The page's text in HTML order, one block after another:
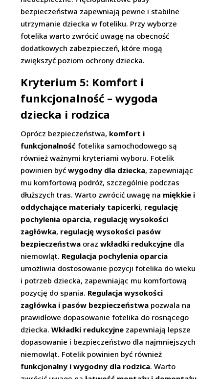
bezpieczeństwa zapewniają pewne i stabilne
utrzymanie dziecka w foteliku. Przy wyborze
fotelika warto zwrócić uwagę na obecność
dodatkowych zabezpieczeń, które mogą
zwiększyć poziom ochrony dziecka.
Kryterium 5: Komfort i
funkcjonalność – wygoda
dziecka i rodzica
Oprócz bezpieczeństwa, komfort i
funkcjonalność fotelika samochodowego są
również ważnymi kryteriami wyboru. Fotelik
powinien byćwygodny dla dziecka, zapewniając
mu komfortową podróż, szczególnie podczas
dłuższych tras. Warto zwrócić uwagę na miękkie i
oddychające materiały tapicerki, regulację
pochylenia oparcia, regulację wysokości
zagłówka, regulację wysokości pasów
bezpieczeństwa orazwkładki redukcyjne dla
niemowląt. Regulacja pochylenia oparcia
umożliwia dostosowanie pozycji fotelika do wieku
i potrzeb dziecka, zapewniając mu komfortową
pozycję do spania. Regulacja wysokości
zagłówka i pasów bezpieczeństwa pozwala na
prawidłowe dopasowanie fotelika do rosnącego
dziecka.Wkładki redukcyjne zapewniają lepsze
dopasowanie i bezpieczeństwo dla najmniejszych
niemowląt. Fotelik powinien być również
funkcjonalny i wygodny dla rodzica. Warto